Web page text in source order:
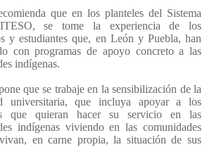
que en los planteles del Sistema
se tome la experiencia de los
y estudiantes que, en León y Puebla, han
con programas de apoyo concreto a las
indígenas.
que se trabaje en la sensibilización de la
universitaria, que incluya apoyar a los
que quieran hacer su servicio en las
indígenas viviendo en las comunidades
en carne propia, la situación de sus